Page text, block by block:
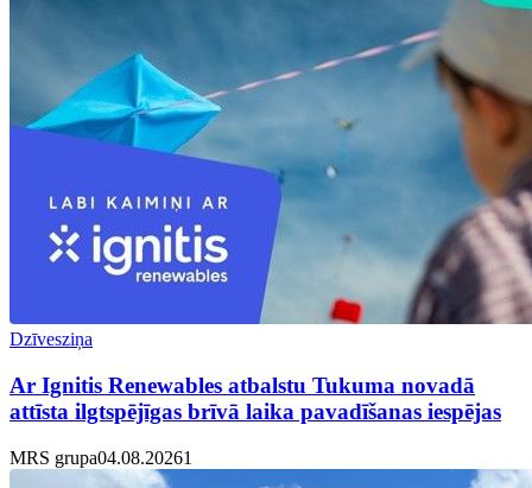
Dzīvesziņa
Ar Ignitis Renewables atbalstu Tukuma novadā
attīsta ilgtspējīgas brīvā laika pavadīšanas iespējas
MRS grupa04.08.20261